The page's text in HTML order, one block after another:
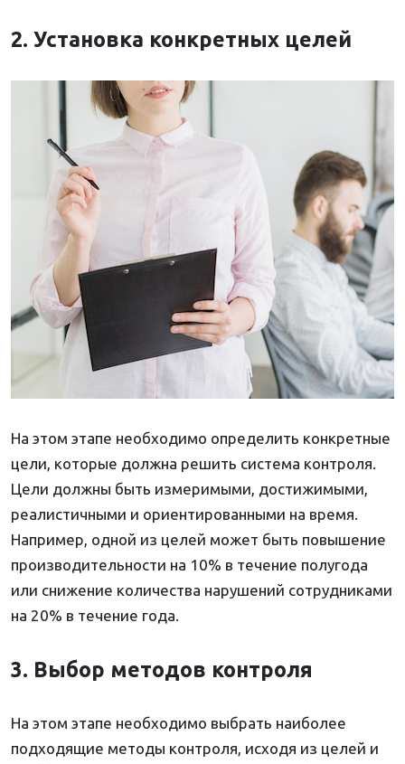
2. Установка конкретных целей
На этом этапе необходимо определить конкретные
цели, которые должна решить система контроля.
Цели должны быть измеримыми, достижимыми,
реалистичными и ориентированными на время.
Например, одной из целей может быть повышение
производительности на 10% в течение полугода
или снижение количества нарушений сотрудниками
на 20% в течение года.
3. Выбор методов контроля
На этом этапе необходимо выбрать наиболее
подходящие методы контроля, исходя из целей и